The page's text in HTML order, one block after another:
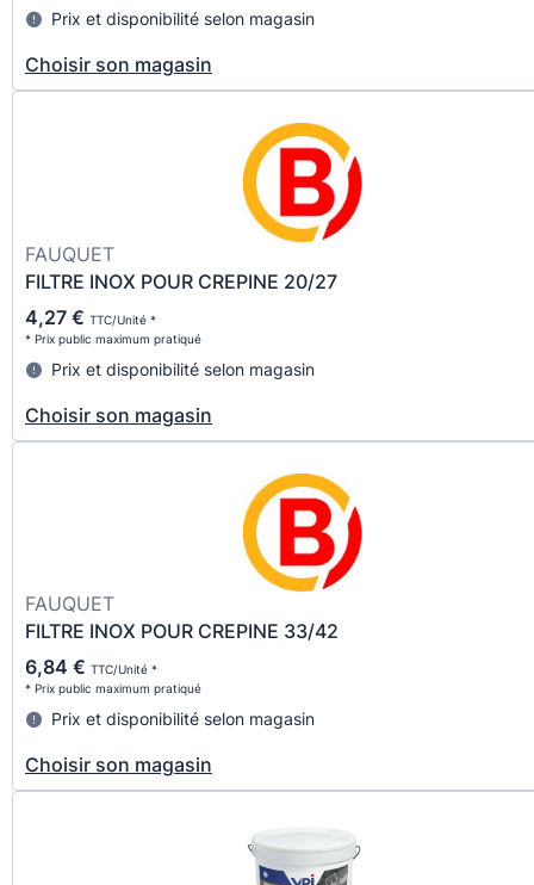
Prix et disponibilité selon magasin
Choisir son magasin
FAUQUET
FILTRE INOX POUR CREPINE 20/27
4,27 € TTC/Unité *
* Prix public maximum pratiqué
Prix et disponibilité selon magasin
Choisir son magasin
FAUQUET
FILTRE INOX POUR CREPINE 33/42
6,84 € TTC/Unité *
* Prix public maximum pratiqué
Prix et disponibilité selon magasin
Choisir son magasin